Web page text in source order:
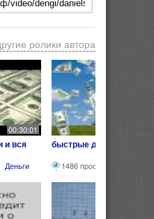
ролики автора
00:30:01
и вся
Деньги
быстрые деньги кредит
1486 просмотров